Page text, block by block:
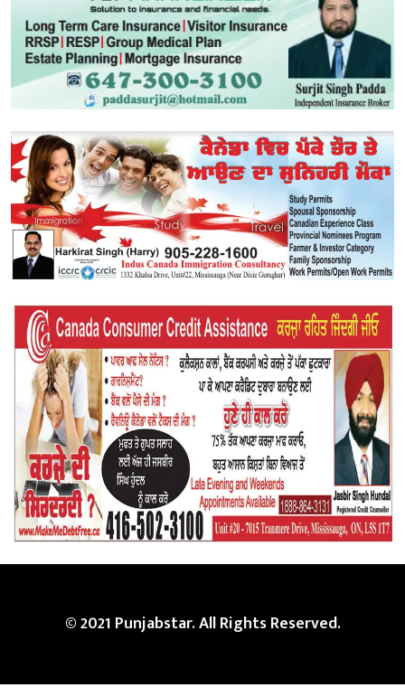
© 2021 Punjabstar. All Rights Reserved.